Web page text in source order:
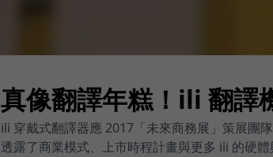
真像翻譯年糕！ili 翻譯
ili 穿戴式翻譯器應 2017「未來商務展」策展團
透露了商業模式、上市時程計畫與更多 ili 的硬體